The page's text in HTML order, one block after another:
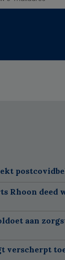
Rhoon deed
aan
verscherpt